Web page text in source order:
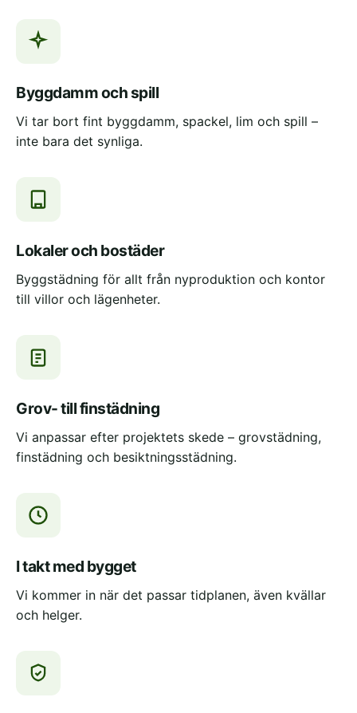
Byggdamm och spill
Vi tar bort fint byggdamm, spackel, lim och spill –
inte bara det synliga.
Lokaler och bostäder
Byggstädning för allt från nyproduktion och kontor
till villor och lägenheter.
Grov- till finstädning
Vi anpassar efter projektets skede – grovstädning,
finstädning och besiktningsstädning.
I takt med bygget
Vi kommer in när det passar tidplanen, även kvällar
och helger.